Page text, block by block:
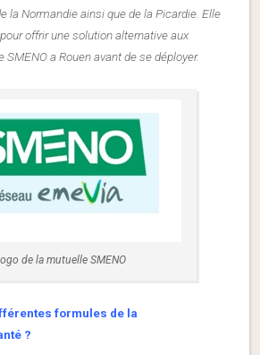
la Normandie ainsi que de la Picardie. Elle
offrir une solution alternative aux
a Rouen avant de se déployer.
de la mutuelle SMENO
formules de la
?